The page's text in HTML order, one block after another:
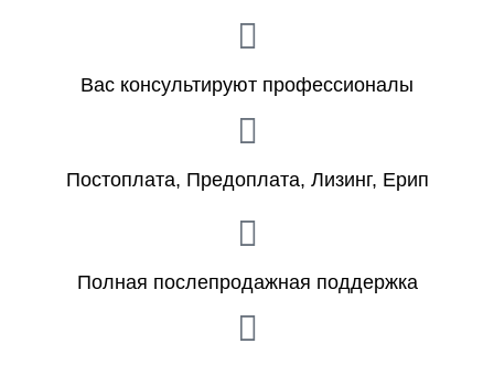
Вас консультируют профессионалы
Постоплата, Предоплата, Лизинг, Ерип
Полная послепродажная поддержка